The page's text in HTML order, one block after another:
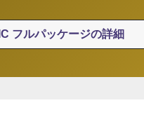
IIC フルパッケージの詳細